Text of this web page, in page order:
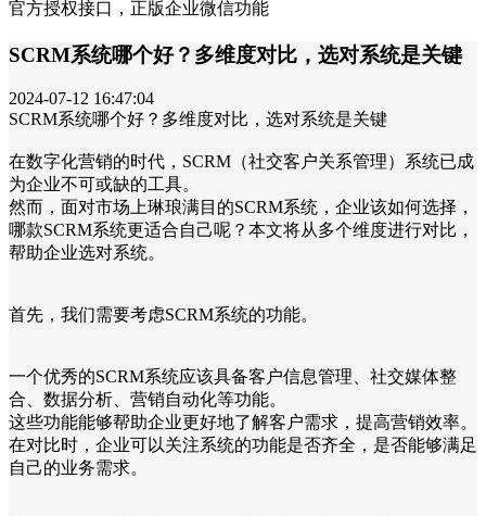
官方授权接口，正版企业微信功能
SCRM系统哪个好？多维度对比，选对系统是关键
2024-07-12 16:47:04
SCRM系统哪个好？多维度对比，选对系统是关键
在数字化营销的时代，SCRM（社交客户关系管理）系统已成
为企业不可或缺的工具。
然而，面对市场上琳琅满目的SCRM系统，企业该如何选择，
哪款SCRM系统更适合自己呢？本文将从多个维度进行对比，
帮助企业选对系统。
首先，我们需要考虑SCRM系统的功能。
一个优秀的SCRM系统应该具备客户信息管理、社交媒体整
合、数据分析、营销自动化等功能。
这些功能能够帮助企业更好地了解客户需求，提高营销效率。
在对比时，企业可以关注系统的功能是否齐全，是否能够满足
自己的业务需求。